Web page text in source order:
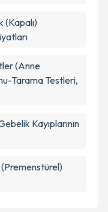
(Kapalı)
(Anne
Tarama Testleri,
Kayıplarının